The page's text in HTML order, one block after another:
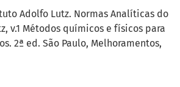
Adolfo Lutz. Normas Analíticas do
v.1 Métodos químicos e físicos para
2ª ed. São Paulo, Melhoramentos,